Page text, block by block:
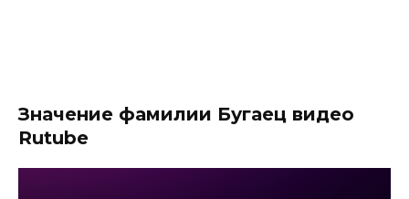
Значение фамилии Бугаец видео
Rutube